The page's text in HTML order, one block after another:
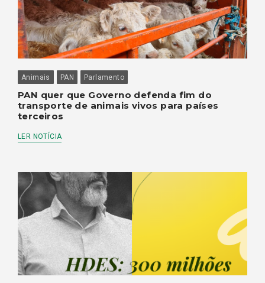
Animais PAN Parlamento
PAN quer que Governo defenda fim do
transporte de animais vivos para países
terceiros
LER NOTÍCIA